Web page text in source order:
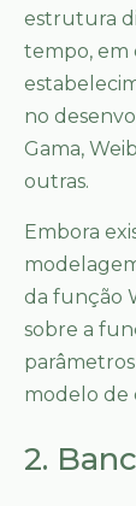
estrutura
tempo, em
no
Gama,
outras.
Embora
da função
sobre a
modelo de
2.